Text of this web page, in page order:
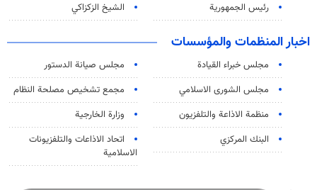
رئيس الجمهورية
الشيخ الزكزاكي
اخبار المنظمات والمؤسسات
مجلس خبراء القيادة
مجلس صيانة الدستور
مجلس الشورى الاسلامي
مجمع تشخيص مصلحة النظام
منظمة الاذاعة والتلفزیون
وزارة الخارجية
البنك المركزي
اتحاد الاذاعات والتلفزيونات
الاسلامية